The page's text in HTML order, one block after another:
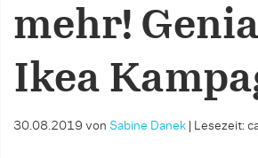
mehr!
Ikea
30.08.2019 von Sabine Danek Lesezeit: